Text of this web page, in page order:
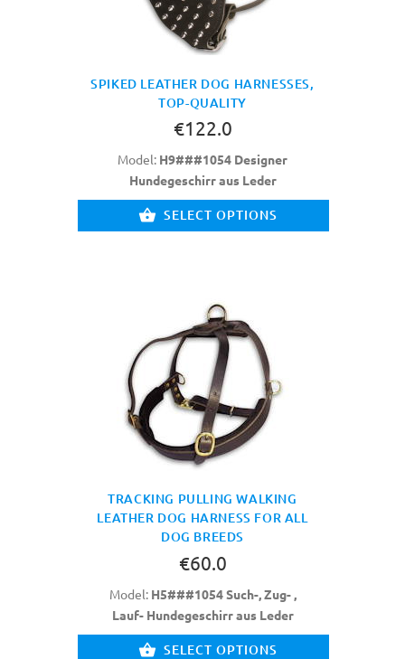
SPIKED LEATHER DOG HARNESSES,
TOP-QUALITY
€122.0
Model: H9###1054 Designer
Hundegeschirr aus Leder
SELECT OPTIONS
TRACKING PULLING WALKING
LEATHER DOG HARNESS FOR ALL
DOG BREEDS
€60.0
Model: H5###1054 Such-, Zug- ,
Lauf- Hundegeschirr aus Leder
SELECT OPTIONS